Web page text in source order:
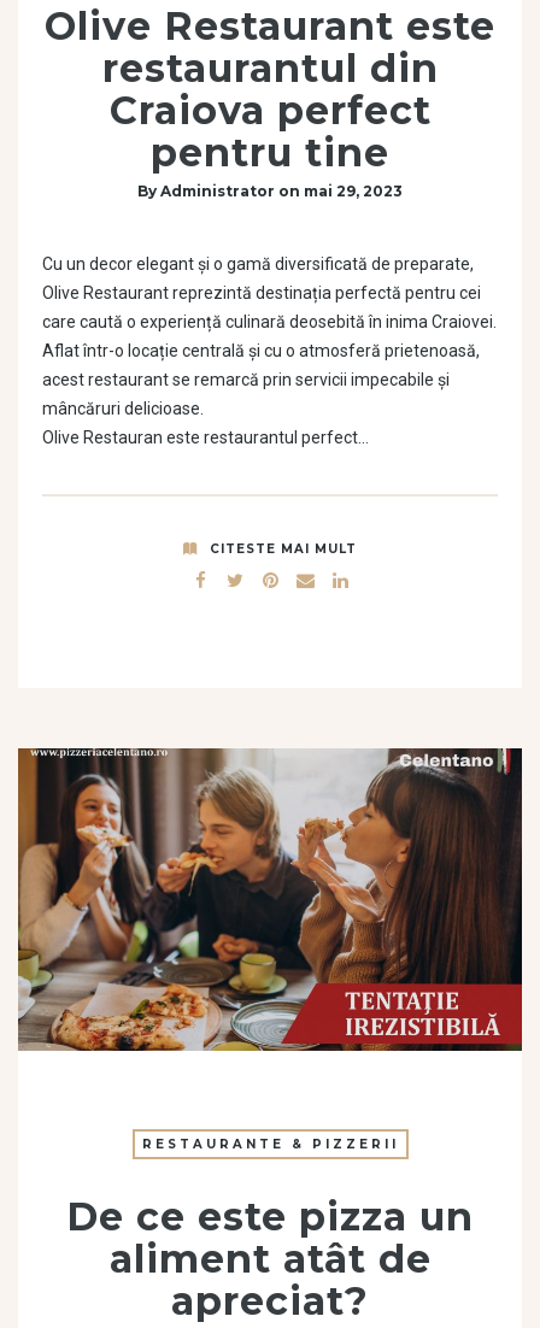
Olive Restaurant este
restaurantul din
Craiova perfect
pentru tine
By Administrator on mai 29, 2023
Cu un decor elegant și o gamă diversificată de preparate,
Olive Restaurant reprezintă destinația perfectă pentru cei
care caută o experiență culinară deosebită în inima Craiovei.
Aflat într-o locație centrală și cu o atmosferă prietenoasă,
acest restaurant se remarcă prin servicii impecabile și
mâncăruri delicioase.
Olive Restauran este restaurantul perfect…
CITESTE MAI MULT
RESTAURANTE & PIZZERII
De ce este pizza un
aliment atât de
apreciat?